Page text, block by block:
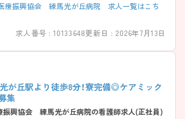
療振興協会 練馬光が丘病院 求人一覧はこち
求人番号 : 10133648更新日 : 2026年7月13日
光が丘駅より徒歩8分！寮完備◎ケアミック
集
振興協会 練馬光が丘病院の看護師求人(正社員)